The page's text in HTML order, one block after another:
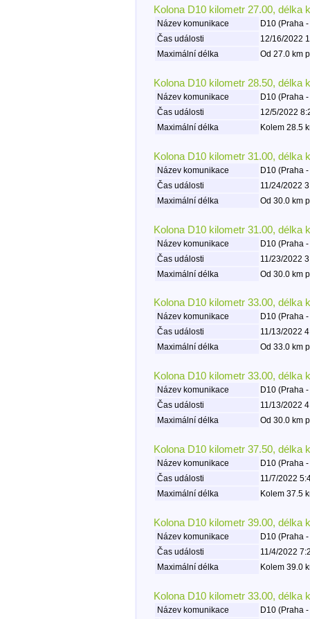
Kolona D10 kilometr 27.00, délka
Název komunikace
D10 (Praha
Čas události
12/16/2022
Maximální délka
Od 27.0 km
Kolona D10 kilometr 28.50, délka
Název komunikace
D10 (Praha
Čas události
12/5/2022
Maximální délka
Kolem 28.5
Kolona D10 kilometr 31.00, délka
Název komunikace
D10 (Praha
Čas události
11/24/2022
Maximální délka
Od 30.0 km
Kolona D10 kilometr 31.00, délka
Název komunikace
D10 (Praha
Čas události
11/23/2022
Maximální délka
Od 30.0 km
Kolona D10 kilometr 33.00, délka
Název komunikace
D10 (Praha
Čas události
11/13/2022
Maximální délka
Od 33.0 km
Kolona D10 kilometr 33.00, délka
Název komunikace
D10 (Praha
Čas události
11/13/2022
Maximální délka
Od 30.0 km
Kolona D10 kilometr 37.50, délka
Název komunikace
D10 (Praha
Čas události
11/7/2022
Maximální délka
Kolem 37.5
Kolona D10 kilometr 39.00, délka
Název komunikace
D10 (Praha
Čas události
11/4/2022
Maximální délka
Kolem 39.0
Kolona D10 kilometr 33.00, délka
Název komunikace
D10 (Praha